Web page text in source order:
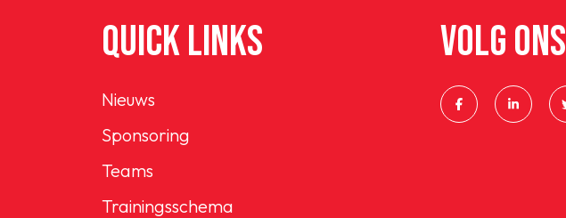
QUICK LINKS
Nieuws
Sponsoring
Teams
Trainingsschema
VOLG ONS